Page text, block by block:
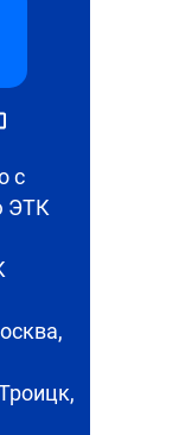
с
ЭТК